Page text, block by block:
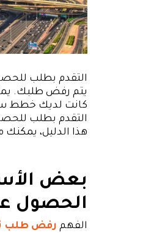
التقدم بطلب
يتم رفض طلبك.
كانت لديك خطط
التقدم بطلب
هذا الدليل،
بعض
الحصول
الفهم رفض طلب